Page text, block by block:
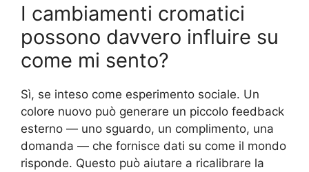
I cambiamenti cromatici
possono davvero influire su
come mi sento?
Sì, se inteso come esperimento sociale. Un
colore nuovo può generare un piccolo feedback
esterno — uno sguardo, un complimento, una
domanda — che fornisce dati su come il mondo
risponde. Questo può aiutare a ricalibrare la